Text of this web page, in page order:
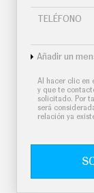
TELÉFONO
Añadir un
Al hacer clic en
y que te
solicitado. Por
será
relación ya